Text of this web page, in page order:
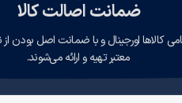
ضمانت اصالت کالا
کالاها اورجینال و با ضمانت اصل بودن از
معتبر تهیه و ارائه می‌شوند.